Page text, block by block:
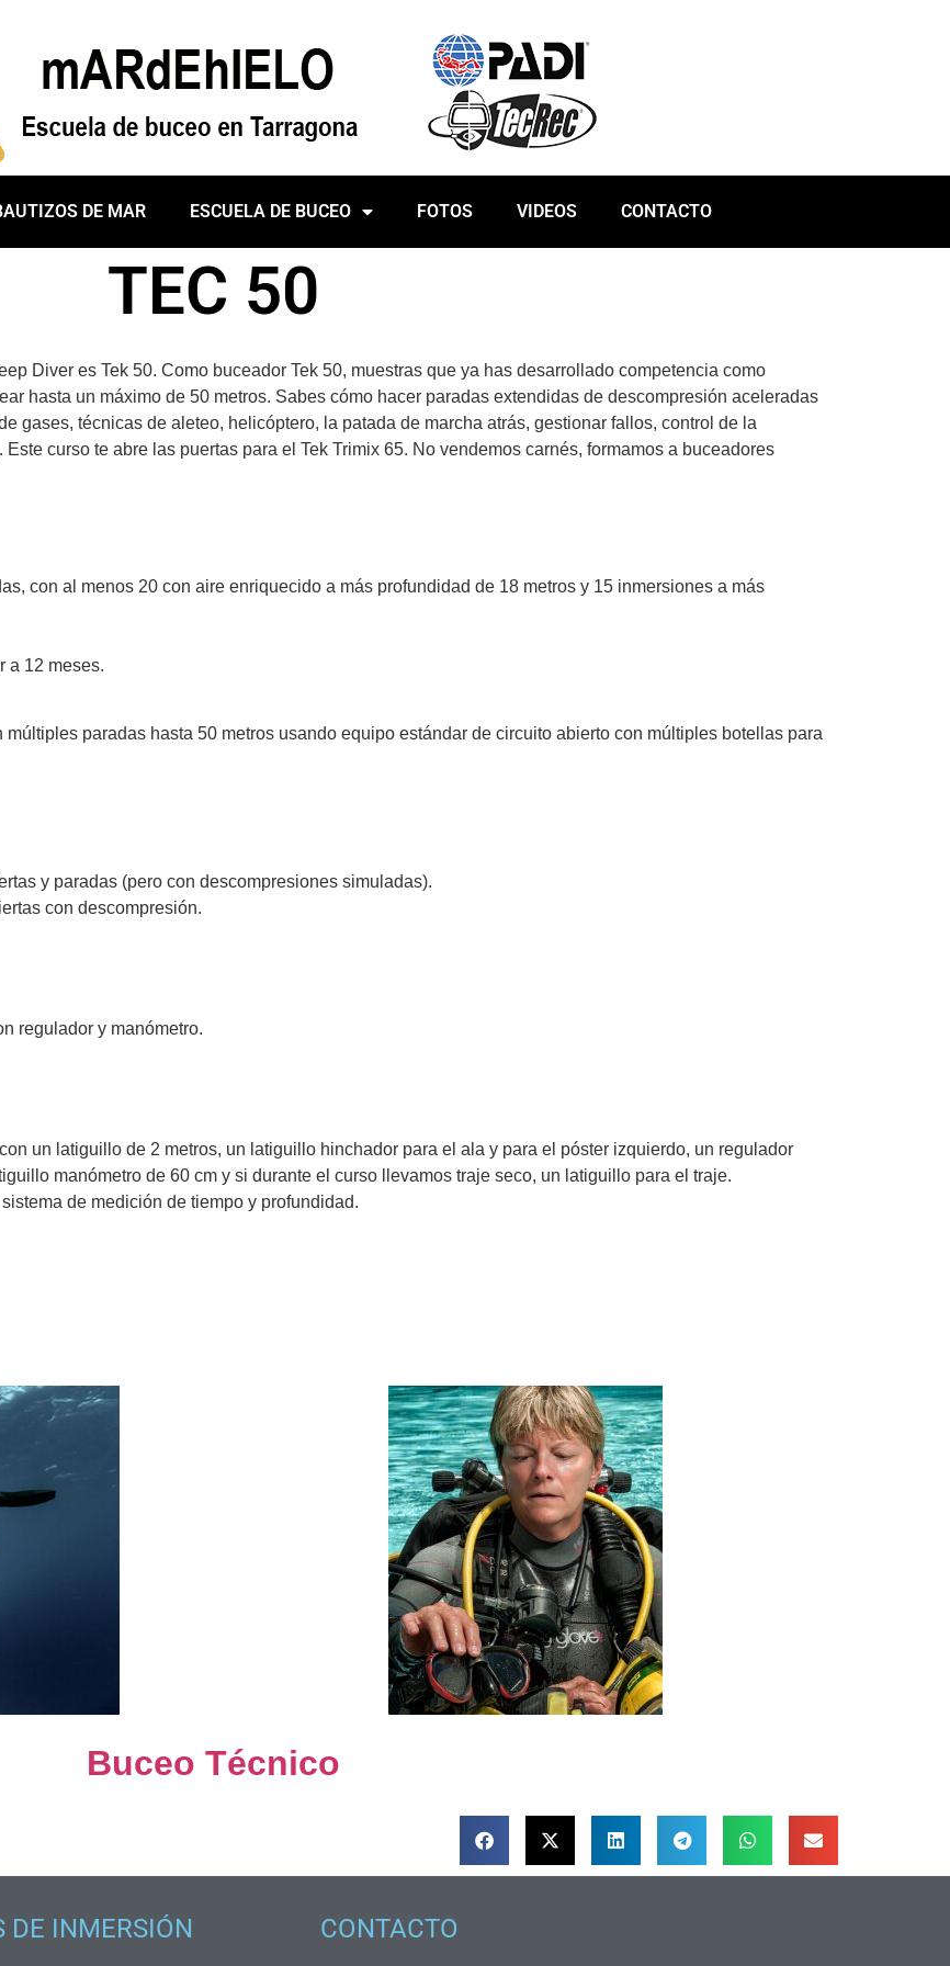
DE MAR ESCUELA DE BUCEO FOTOS VIDEOS CONTACTO
TEC 50
Diver es Tek 50. Como buceador Tek 50, muestras que ya has desarrollado competencia como
hasta un máximo de 50 metros. Sabes cómo hacer paradas extendidas de descompresión aceleradas
gases, técnicas de aleteo, helicóptero, la patada de marcha atrás, gestionar fallos, control de la
Este curso te abre las puertas para el Tek Trimix 65. No vendemos carnés, formamos a buceadores
con al menos 20 con aire enriquecido a más profundidad de 18 metros y 15 inmersiones a más
a 12 meses.
paradas hasta 50 metros usando equipo estándar de circuito abierto con múltiples botellas para
y paradas (pero con descompresiones simuladas).
con descompresión.
regulador y manómetro.
un latiguillo de 2 metros, un latiguillo hinchador para el ala y para el póster izquierdo, un regulador
manómetro de 60 cm y si durante el curso llevamos traje seco, un latiguillo para el traje.
de medición de tiempo y profundidad.
Buceo Técnico
DE INMERSIÓN CONTACTO